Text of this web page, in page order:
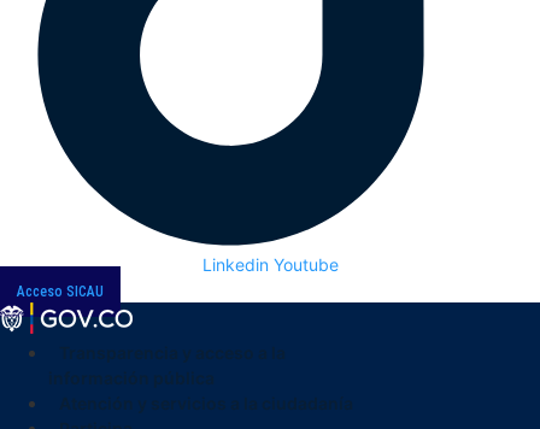
Linkedin Youtube
Acceso SICAU